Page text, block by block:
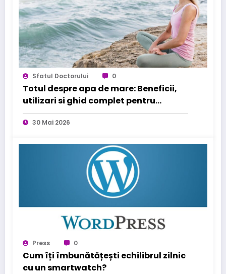
Sfatul Doctorului 0
Totul despre apa de mare: Beneficii,
utilizari si ghid complet pentru
sanatatea familiei tale
30 Mai 2026
Press 0
Cum îți îmbunătățești echilibrul zilnic
cu un smartwatch?